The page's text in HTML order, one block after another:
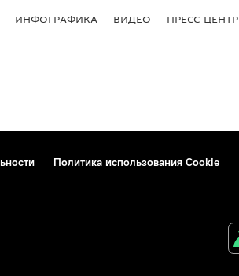
ИНФОГРАФИКА ВИДЕО ПРЕСС-ЦЕНТР
Политика использования Cookie